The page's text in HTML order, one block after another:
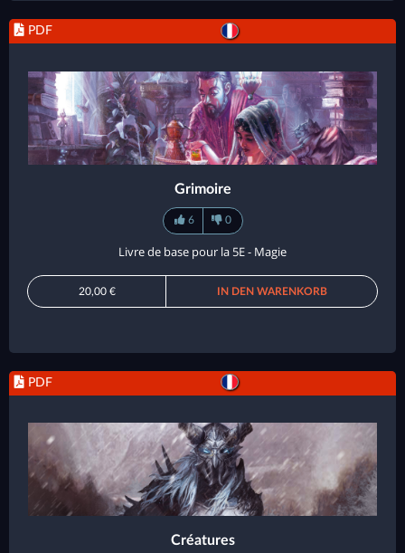
PDF
Grimoire
6 0
Livre de base pour la 5E - Magie
20,00 € IN DEN WARENKORB
PDF
Créatures